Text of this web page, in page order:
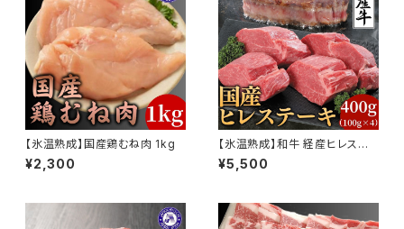
【氷温熟成】国産鶏むね肉 1kg
¥2,300
【氷温熟成】和牛 経産ヒレステ
ーキ 400g（100g×4枚）
¥5,500